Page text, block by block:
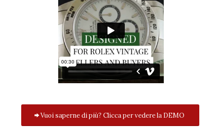
Vuoi saperne di più? Clicca per vedere la DEMO